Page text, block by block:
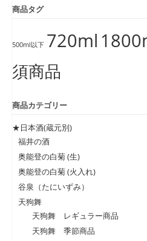
商品タグ
500ml以下 720ml
須商品
商品カテゴリー
★日本酒(蔵元別)
福井の酒
奥能登の白菊 (生)
奥能登の白菊 (火入れ)
谷泉（たにいずみ）
天狗舞
天狗舞 レギュラー商品
天狗舞 季節商品